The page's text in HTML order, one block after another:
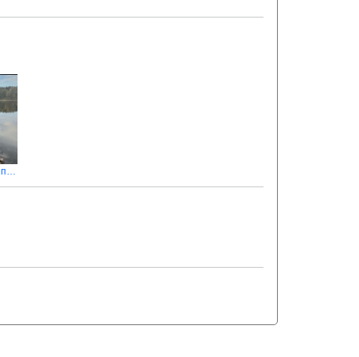
Риболовля на карася пішла не по плану